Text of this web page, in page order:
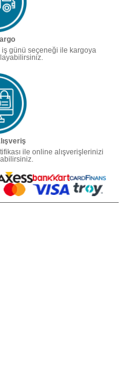
günü seçeneği ile kargoya
ile online alışverişlerinizi